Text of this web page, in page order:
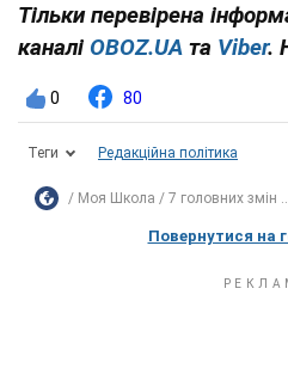
Тільки перевірена
каналі OBOZ.UA та Viber.
0 80
Теги Редакційна політика
Моя Школа 7 головних змін
Повернутися на